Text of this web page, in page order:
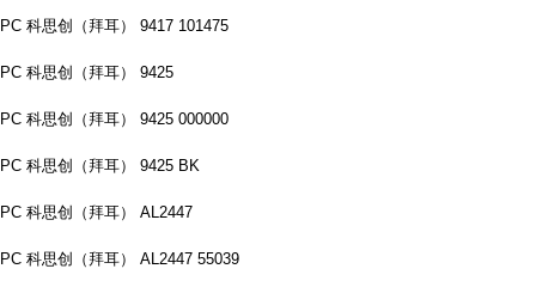
PC 科思创（拜耳） 9417 101475
PC 科思创（拜耳） 9425
PC 科思创（拜耳） 9425 000000
PC 科思创（拜耳） 9425 BK
PC 科思创（拜耳） AL2447
PC 科思创（拜耳） AL2447 55039